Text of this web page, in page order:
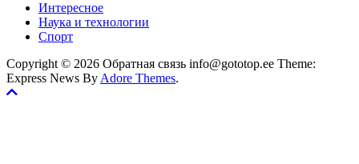
Интересное
Наука и технологии
Спорт
Copyright © 2026 Обратная связь info@gototop.ee Theme:
Express News By Adore Themes.